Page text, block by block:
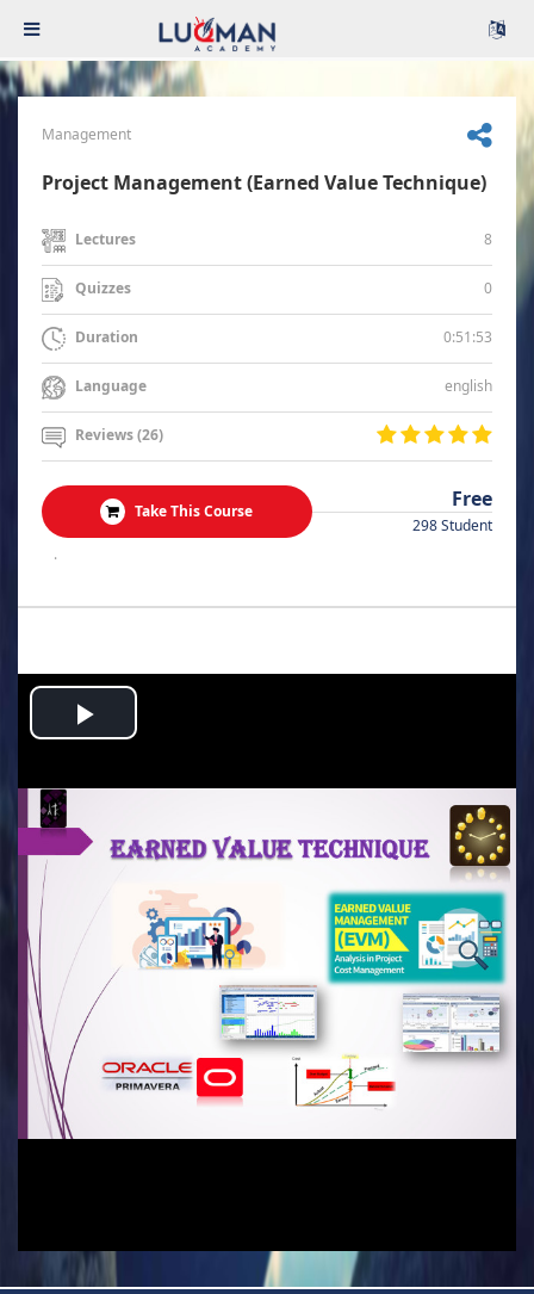
Management
Project Management (Earned Value Technique)
Lectures 8
Quizzes 0
Duration 0:51:53
Language english
Reviews (26)
Take This Course Free
298 Student
.
Play
Video